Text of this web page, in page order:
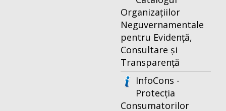
Organizațiilor
Neguvernamentale
pentru Evidență,
Consultare și
Transparență
InfoCons -
Protecția
Consumatorilor